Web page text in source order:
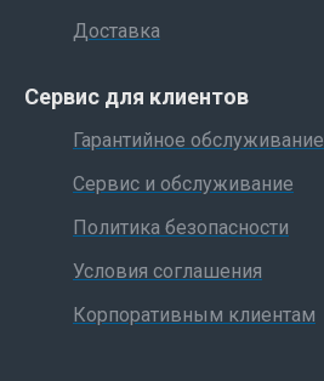
Доставка
Сервис для клиентов
Гарантийное обслуживание
Сервис и обслуживание
Политика безопасности
Условия соглашения
Корпоративным клиентам